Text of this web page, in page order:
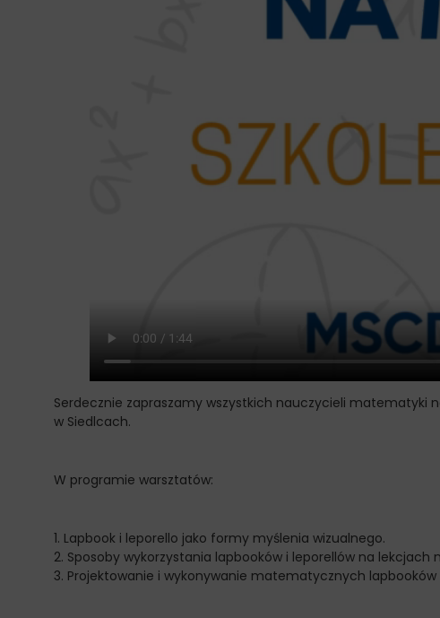
Serdecznie zapraszamy wszystkich nauczycieli matematyki
w Siedlcach.
W programie warsztatów:
1. Lapbook i leporello jako formy myślenia wizualnego.
2. Sposoby wykorzystania lapbooków i leporellów na lekcjach
3. Projektowanie i wykonywanie matematycznych lapbooków